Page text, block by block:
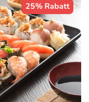
25% Rabatt